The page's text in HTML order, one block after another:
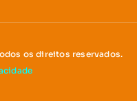
os direitos reservados.